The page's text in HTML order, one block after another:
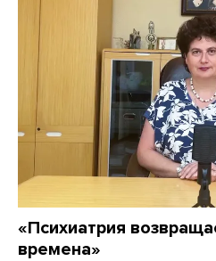
«Психиатрия
времена»